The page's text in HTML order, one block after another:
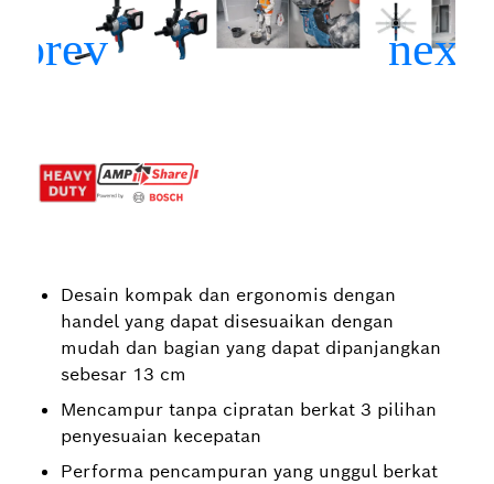
Desain kompak dan ergonomis dengan
handel yang dapat disesuaikan dengan
mudah dan bagian yang dapat dipanjangkan
sebesar 13 cm
Mencampur tanpa cipratan berkat 3 pilihan
penyesuaian kecepatan
Performa pencampuran yang unggul berkat